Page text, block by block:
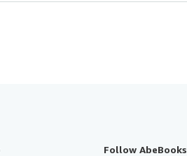
Follow AbeBooks